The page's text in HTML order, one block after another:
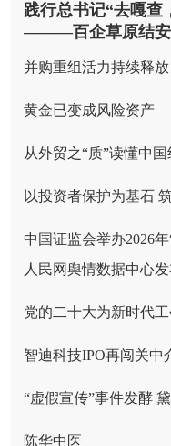
践行总书记“去嘎查
———百企草原结安
并购重组活力持续释
黄金已变成风险资产
从外贸之“质”读懂中国
以投资者保护为基石
党的二十大为新时代
陈华中医